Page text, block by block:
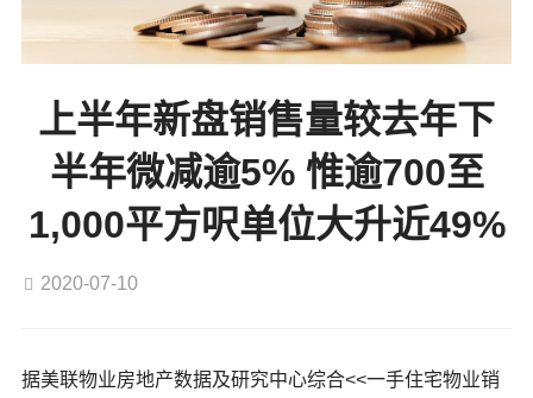
上半年新盘销售量较去年下
半年微减逾5% 惟逾700至
1,000平方呎单位大升近49%
2020-07-10
据美联物业房地产数据及研究中心综合<<一手住宅物业销